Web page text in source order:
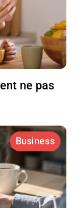
ne pas
Business